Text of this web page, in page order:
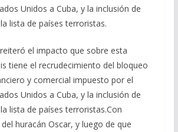
Unidos a Cuba, y la inclusión de
lista de países terroristas.
el impacto que sobre esta
tiene el recrudecimiento del bloqueo
y comercial impuesto por el
Unidos a Cuba, y la inclusión de
lista de países terroristas.Con
huracán Oscar, y luego de que